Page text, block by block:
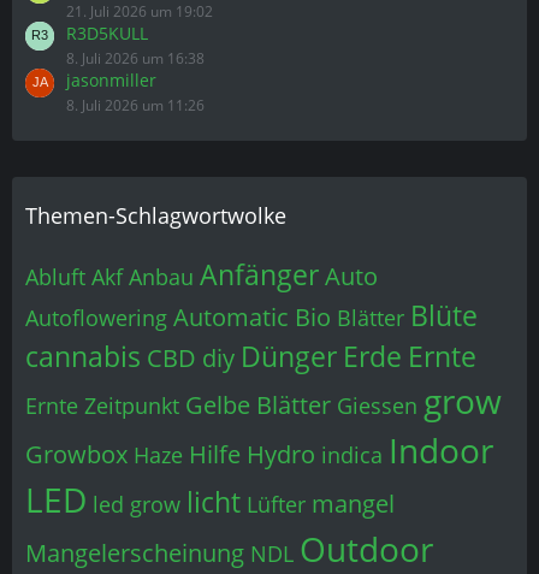
21. Juli 2026 um 19:02
R3D5KULL
8. Juli 2026 um 16:38
jasonmiller
8. Juli 2026 um 11:26
Themen-Schlagwortwolke
Abluft Akf Anbau AnfängerAuto
Autoflowering Automatic Bio Blätter Blüte
cannabis CBD diy Dünger Erde Ernte
Ernte Zeitpunkt Gelbe Blätter Giessen grow
Growbox Haze Hilfe Hydro indica Indoor
LED led grow licht Lüfter mangel
Mangelerscheinung NDL Outdoor